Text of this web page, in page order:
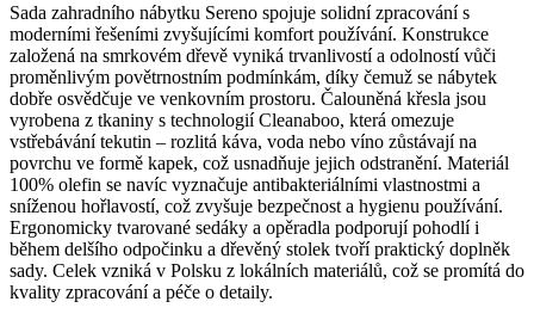
Sada zahradního nábytku Sereno spojuje solidní zpracování s
moderními řešeními zvyšujícími komfort používání. Konstrukce
založená na smrkovém dřevě vyniká trvanlivostí a odolností vůči
proměnlivým povětrnostním podmínkám, díky čemuž se nábytek
dobře osvědčuje ve venkovním prostoru. Čalouněná křesla jsou
vyrobena z tkaniny s technologií Cleanaboo, která omezuje
vstřebávání tekutin – rozlitá káva, voda nebo víno zůstávají na
povrchu ve formě kapek, což usnadňuje jejich odstranění. Materiál
100% olefin se navíc vyznačuje antibakteriálními vlastnostmi a
sníženou hořlavostí, což zvyšuje bezpečnost a hygienu používání.
Ergonomicky tvarované sedáky a opěradla podporují pohodlí i
během delšího odpočinku a dřevěný stolek tvoří praktický doplněk
sady. Celek vzniká v Polsku z lokálních materiálů, což se promítá do
kvality zpracování a péče o detaily.